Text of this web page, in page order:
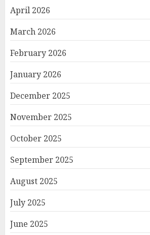
April 2026
March 2026
February 2026
January 2026
December 2025
November 2025
October 2025
September 2025
August 2025
July 2025
June 2025